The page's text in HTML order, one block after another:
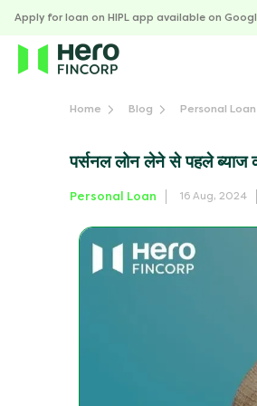
Home Blog Personal Loan
पर्सनल लोन लेने से पहले
Personal Loan 16 Aug, 2024
Apply for loan on HIPL app available on